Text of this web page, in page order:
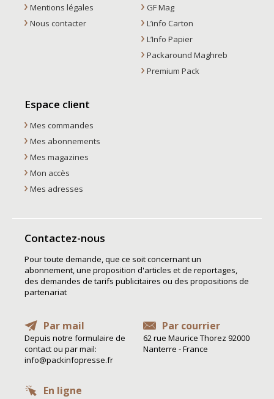
Mentions légales
Nous contacter
GF Mag
L’info Carton
L’Info Papier
Packaround Maghreb
Premium Pack
Espace client
Mes commandes
Mes abonnements
Mes magazines
Mon accès
Mes adresses
Contactez-nous
Pour toute demande, que ce soit concernant un
abonnement, une proposition d'articles et de reportages,
des demandes de tarifs publicitaires ou des propositions de
partenariat
Par mail
Depuis notre formulaire de
contact ou par mail:
info@packinfopresse.fr
Par courrier
62 rue Maurice Thorez 92000
Nanterre - France
En ligne